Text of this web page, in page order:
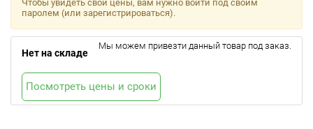
Чтобы увидеть свои цены, вам нужно войти под своим
паролем (или зарегистрироваться).
Нет на складе
Мы можем привезти данный товар под заказ.
Посмотреть цены и сроки